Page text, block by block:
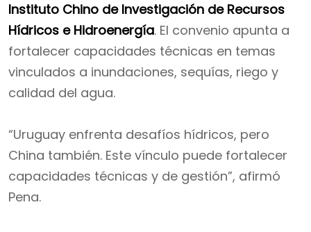
Instituto Chino de Investigación de Recursos
Hídricos e Hidroenergía. El convenio apunta a
fortalecer capacidades técnicas en temas
vinculados a inundaciones, sequías, riego y
calidad del agua.
“Uruguay enfrenta desafíos hídricos, pero
China también. Este vínculo puede fortalecer
capacidades técnicas y de gestión”, afirmó
Pena.